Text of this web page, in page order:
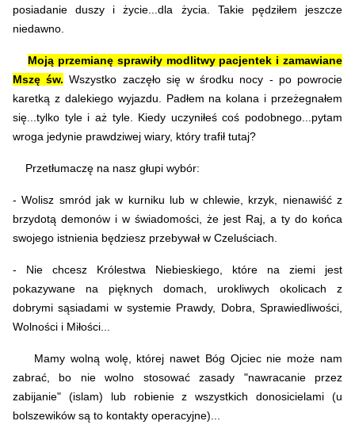
posiadanie duszy i życie...dla życia. Takie pędziłem jeszcze
niedawno.
Moją przemianę sprawiły modlitwy pacjentek i zamawiane
Mszę św. Wszystko zaczęło sięw środku nocy - po powrocie
karetką z dalekiego wyjazdu. Padłem na kolana i przeżegnałem
się...tylko tyle i aż tyle. Kiedy uczyniłeś coś podobnego...pytam
wroga jedynie prawdziwej wiary, który trafił tutaj?
Przetłumaczę na nasz głupi wybór:
- Wolisz smród jak w kurniku lub w chlewie, krzyk, nienawiść z
brzydotą demonów i w świadomości, że jest Raj, a ty do końca
swojego istnienia będziesz przebywał w Czeluściach.
- Nie chcesz Królestwa Niebieskiego, które na ziemi jest
pokazywane na pięknych domach, urokliwych okolicach z
dobrymi sąsiadami w systemie Prawdy, Dobra, Sprawiedliwości,
Wolności i Miłości...
Mamy wolną wolę, której nawet Bóg Ojciec nie może nam
zabrać, bo nie wolno stosować zasady "nawracanie przez
zabijanie" (islam) lub robienie z wszystkich donosicielami (u
bolszewików są to kontakty operacyjne)...